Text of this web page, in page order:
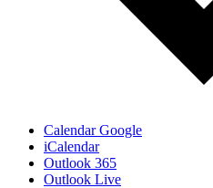
Calendar Google
iCalendar
Outlook 365
Outlook Live